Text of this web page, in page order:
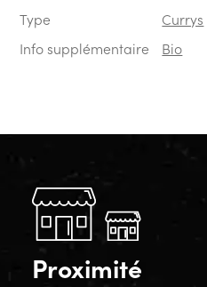
Type
Currys
Info supplémentaire
Bio
Proximité